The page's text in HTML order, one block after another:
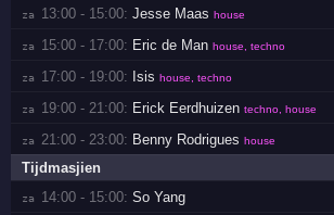
za 13:00 - 15:00: Jesse Maas house
za 15:00 - 17:00: Eric de Man house, techno
za 17:00 - 19:00: Isis house, techno
za 19:00 - 21:00: Erick Eerdhuizen techno, house
za 21:00 - 23:00: Benny Rodrigues house
Tijdmasjien
za 14:00 - 15:00: So Yang